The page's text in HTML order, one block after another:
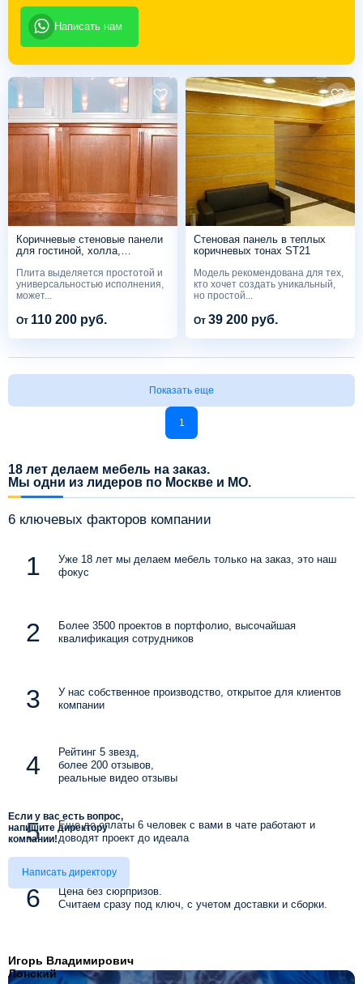
Написать нам
Коричневые стеновые панели
для гостиной, холла,
Плита выделяется простотой и
универсальностью исполнения,
может...
От 110 200 руб.
Стеновая панель в теплых
коричневых тонах ST21
Модель рекомендована для тех,
кто хочет создать уникальный,
но простой...
От 39 200 руб.
Показать еще
1
18 лет делаем мебель на заказ.
Мы одни из лидеров по Москве и МО.
6 ключевых факторов компании
Уже 18 лет мы делаем мебель только на заказ, это наш
фокус
Более 3500 проектов в портфолио, высочайшая
квалификация сотрудников
У нас собственное производство, открытое для клиентов
компании
Рейтинг 5 звезд,
более 200 отзывов,
реальные видео отзывы
Еще до оплаты 6 человек с вами в чате работают и
доводят проект до идеала
Цена без сюрпризов.
Считаем сразу под ключ, с учетом доставки и сборки.
Если у вас есть вопрос,
напишите директору
компании!
Написать директору
Игорь Владимирович
Лонский